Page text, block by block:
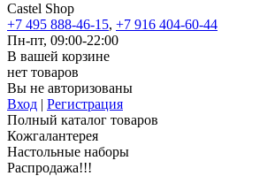
Castel Shop
+7 495 888-46-15, +7 916 404-60-44
Пн-пт, 09:00-22:00
В вашей корзине
нет товаров
Вы не авторизованы
Вход | Регистрация
Полный каталог товаров
Кожгалантерея
Настольные наборы
Распродажа!!!